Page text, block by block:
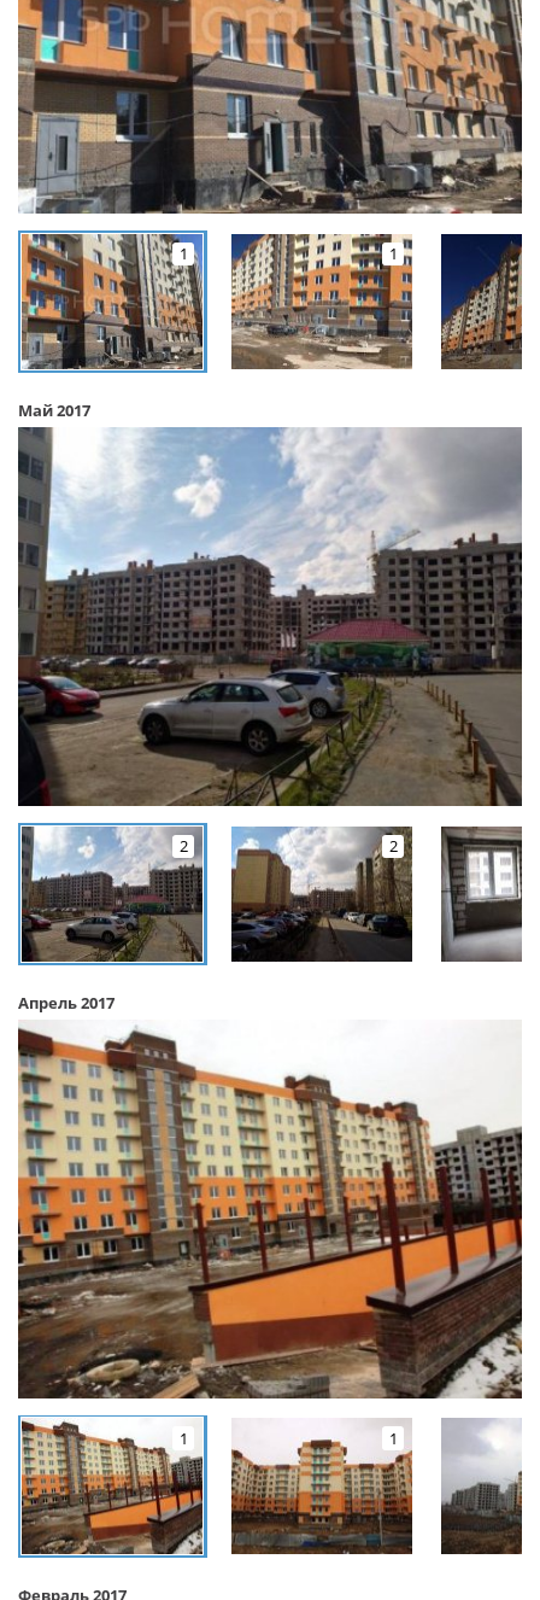
1 1
Май 2017
2 2
Апрель 2017
1 1
Февраль 2017